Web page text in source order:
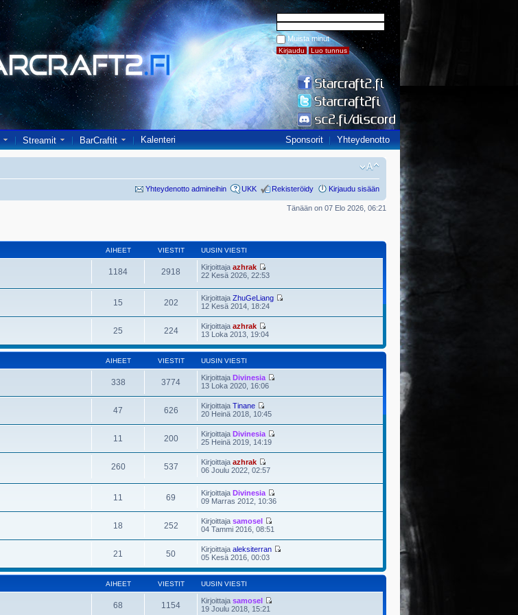
Muista minut
Streamit BarCraftit Kalenteri Sponsorit Yhteydenotto
Yhteydenotto admineihin UKK Rekisteröidy Kirjaudu sisään
Tänään on 07 Elo 2026, 06:21
AIHEET VIESTIT UUSIN VIESTI
1184 2918 Kirjoittaja azhrak
22 Kesä 2026, 22:53
15 202 Kirjoittaja ZhuGeLiang
12 Kesä 2014, 18:24
25 224 Kirjoittaja azhrak
13 Loka 2013, 19:04
AIHEET VIESTIT UUSIN VIESTI
338 3774 Kirjoittaja Divinesia
13 Loka 2020, 16:06
47 626 Kirjoittaja Tinane
20 Heinä 2018, 10:45
11 200 Kirjoittaja Divinesia
25 Heinä 2019, 14:19
260 537 Kirjoittaja azhrak
06 Joulu 2022, 02:57
11 69 Kirjoittaja Divinesia
09 Marras 2012, 10:36
18 252 Kirjoittaja samosel
04 Tammi 2016, 08:51
21 50 Kirjoittaja aleksiterran
05 Kesä 2016, 00:03
AIHEET VIESTIT UUSIN VIESTI
68 1154 Kirjoittaja samosel
19 Joulu 2018, 15:21